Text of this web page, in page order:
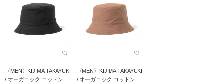
〈MEN〉KIJIMA TAKAYUKI
/ オーガニック コットン...
〈MEN〉KIJIMA TAKAYUKI
/ オーガニック コットン...